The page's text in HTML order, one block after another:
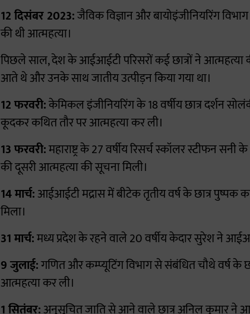
12 दिसंबर 2023:जैविक विज्ञान और बायोइंजीनियरिंग
की थी आत्महत्या।
पिछले साल, देश के आईआईटी परिसरों कई छात्रों ने
आते थे और उनके साथ जातीय उत्पीड़न किया गया था।
12 फरवरी:केमिकल इंजीनियरिंग के 18 वर्षीय छात्र दर्शन
कूदकर कथित तौर पर आत्महत्या कर ली।
13 फरवरी:महाराष्ट्र के 27 वर्षीय रिसर्च स्कॉलर स्टीफन
की दूसरी आत्महत्या की सूचना मिली।
14 मार्च:आईआईटी मद्रास में बीटेक तृतीय वर्ष के छात्र
मिला।
31 मार्च:मध्य प्रदेश के रहने वाले 20 वर्षीय केदार सुरेश ने
9 जुलाई:गणित और कम्प्यूटिंग विभाग से संबंधित चौथे वर्ष
आत्महत्या कर ली।
1 सितंबर:अनुसूचित जाति से आने वाले छात्र अनिल कुमार ने